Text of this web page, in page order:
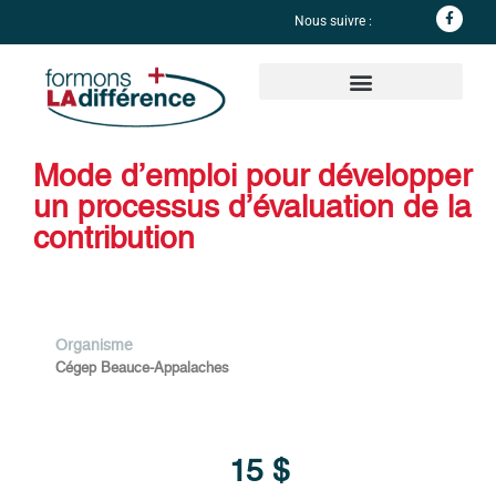
Nous suivre :
Mode d’emploi pour développer
un processus d’évaluation de la
contribution
Organisme
Cégep Beauce-Appalaches
15 $